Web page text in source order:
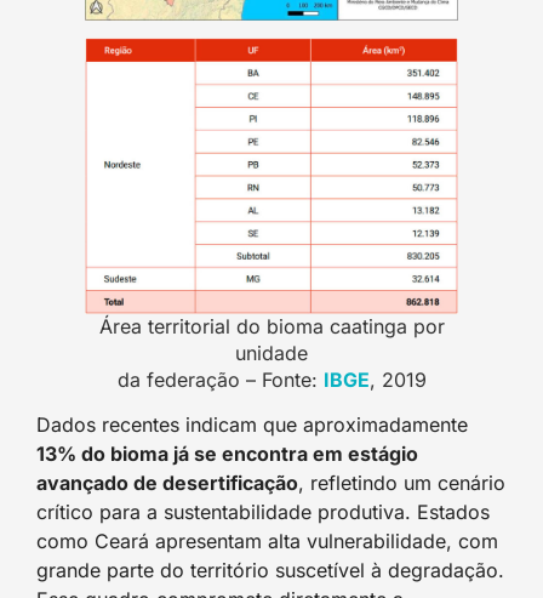
Área territorial do bioma caatinga por
unidade
da federação – Fonte: IBGE, 2019
Dados recentes indicam que aproximadamente
13% do bioma já se encontra em estágio
avançado de desertificação, refletindo um cenário
crítico para a sustentabilidade produtiva. Estados
como Ceará apresentam alta vulnerabilidade, com
grande parte do território suscetível à degradação.